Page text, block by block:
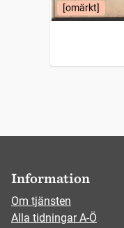
[omärkt]
Information
Om tjänsten
Alla tidningar A-Ö